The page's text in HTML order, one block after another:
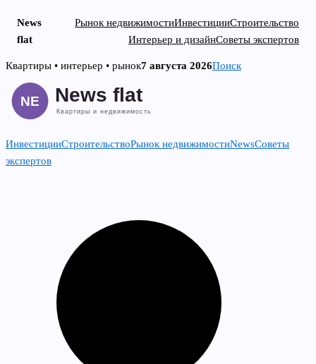
News
flat
Рынок недвижимостиИнвестицииСтроительство
Интерьер и дизайнСоветы экспертов
Skip
content
Квартиры • интерьер • рынок7 августа 2026Поиск
ИнвестицииСтроительствоРынок недвижимостиNewsСоветы
экспертов